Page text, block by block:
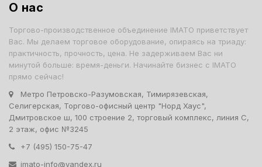
О нас
Торгово-производственное объединение IMATO приветствует
Вас. Мы делаем торговое оборудование, опираясь на триаду:
практичность, прочность, цена. Не задерживаем Вас ни
минутой больше: время-деньги. Начинайте бизнес с IMATO
прямо сейчас!
Метро Петровско-Разумовская, Тимирязевская,
Селигерская, Торгово-офисный центр "Норд Хаус",
Дмитровское ш, 100 строение 2, торговый комплекс, линия С,
2 этаж, офис №3245
+7 (495) 150-75-47
imato-info@yandex.ru